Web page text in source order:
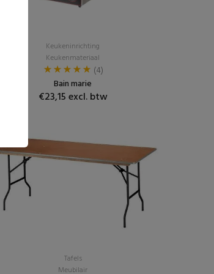
Keukeninrichting
Keukenmateriaal
(4)
Bain marie
€23,15 excl. btw
Tafels
Meubilair